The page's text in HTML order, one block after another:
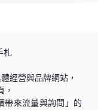
札
經營與品牌網站，
，
帶來流量與詢問」的